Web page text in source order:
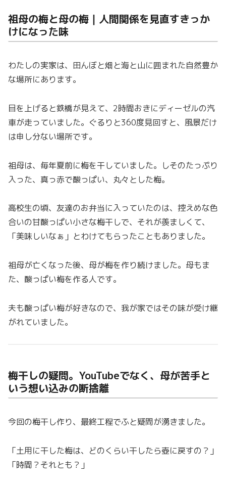
祖母の梅と母の梅｜人間関係を見直すきっか
けになった味
わたしの実家は、田んぼと畑と海と山に囲まれた自然豊か
な場所にあります。
目を上げると鉄橋が見えて、2時間おきにディーゼルの汽
車が走っていました。ぐるりと360度見回すと、風景だけ
は申し分ない場所です。
祖母は、毎年夏前に梅を干していました。しそのたっぷり
入った、真っ赤で酸っぱい、丸々とした梅。
高校生の頃、友達のお弁当に入っていたのは、控えめな色
合いの甘酸っぱい小さな梅干しで、それが羨ましくて、
「美味しいなぁ」とわけてもらったこともありました。
祖母が亡くなった後、母が梅を作り続けました。母もま
た、酸っぱい梅を作る人です。
夫も酸っぱい梅が好きなので、我が家ではその味が受け継
がれていました。
梅干しの疑問。YouTubeでなく、母が苦手と
いう想い込みの断捨離
今回の梅干し作り、最終工程でふと疑問が湧きました。
「土用に干した梅は、どのくらい干したら壺に戻すの？」
「時間？それとも？」